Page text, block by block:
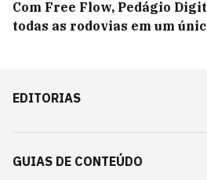
Com Free Flow, Pedágio
todas as rodovias em um
EDITORIAS
GUIAS DE CONTEÚDO